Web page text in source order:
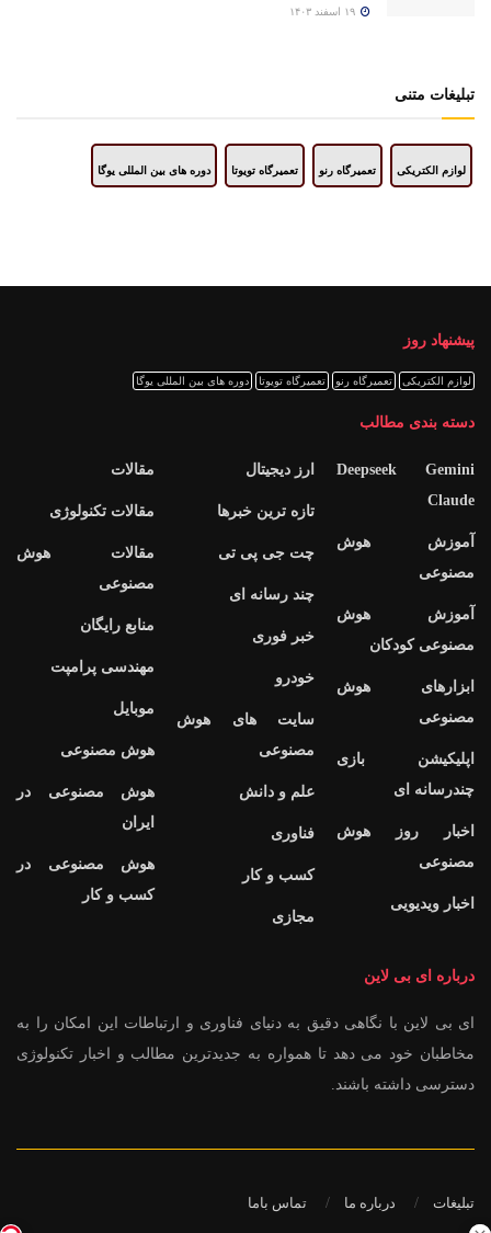
تبلیغات متنی
لوازم الکتریکی تعمیرگاه رنو تعمیرگاه تویوتا دوره های بین المللی یوگا
پیشنهاد روز
لوازم الکتریکی تعمیرگاه رنو تعمیرگاه تویوتا دوره های بین المللی یوگا
دسته بندی مطالب
Deepseek Gemini
Claude
آموزش هوش
مصنوعی
آموزش هوش
مصنوعی کودکان
ابزارهای هوش
مصنوعی
اپلیکیشن بازی
چندرسانه ای
اخبار روز هوش
مصنوعی
اخبار ویدیویی
ارز دیجیتال
تازه ترین خبرها
چت جی پی تی
چند رسانه ای
خبر فوری
خودرو
سایت های هوش
مصنوعی
علم و دانش
فناوری
کسب و کار
مجازی
مقالات
مقالات تکنولوژی
مقالات هوش
مصنوعی
منابع رایگان
مهندسی پرامپت
موبایل
هوش مصنوعی
هوش مصنوعی در
ایران
هوش مصنوعی در
کسب و کار
درباره ای بی لاین
ای بی لاین با نگاهی دقیق به دنیای فناوری و ارتباطات این امکان را به
مخاطبان خود می دهد تا همواره به جدیدترین مطالب و اخبار تکنولوژی
دسترسی داشته باشند.
تبلیغات درباره ما تماس باما